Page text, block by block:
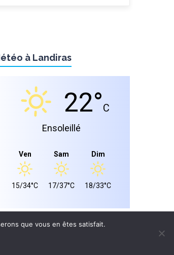
à Landiras
22°C
Ensoleillé
Ven
15/34°C
Sam
17/37°C
Dim
18/33°C
que vous en êtes satisfait.